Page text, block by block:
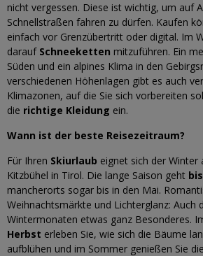
nicht vergessen. Diese ist wichtig, um auf
Schnellstraßen fahren zu dürfen. Kaufen
einfach vor Grenzübertritt oder digital. Im
darauf Schneeketten mitzuführen. Ein
Süden und ein alpines Klima in den
verschiedenen Höhenlagen gibt es auch
Klimazonen, auf die Sie sich vorbereiten
die richtige Kleidung ein.
Wann ist der beste Reisezeitraum?
Für Ihren Skiurlaub eignet sich der
Kitzbühel in Tirol. Die lange Saison geht
mancherorts sogar bis in den Mai.
Weihnachtsmärkte und Lichterglanz: Auch
Wintermonaten etwas ganz Besonderes.
Herbst erleben Sie, wie sich die Bäume
aufblühen und im Sommer genießen Sie